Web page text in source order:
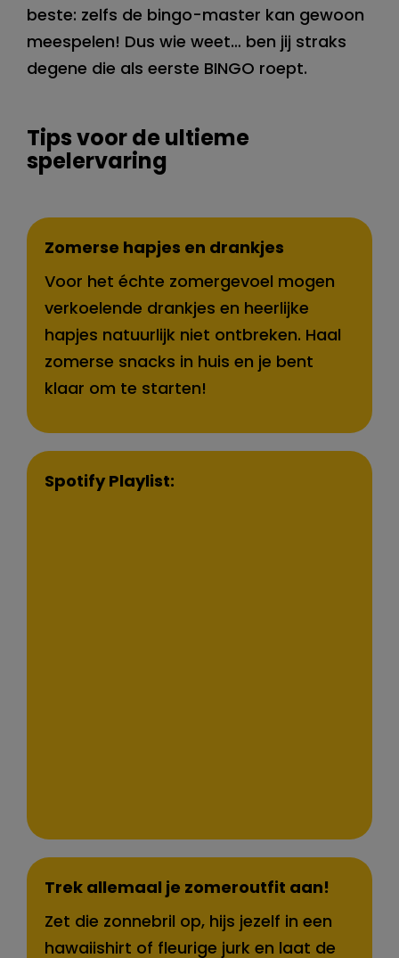
beste: zelfs de bingo-master kan gewoon
meespelen! Dus wie weet… ben jij straks
degene die als eerste BINGO roept.
Tips voor de ultieme
spelervaring
Zomerse hapjes en drankjes
Voor het échte zomergevoel mogen
verkoelende drankjes en heerlijke
hapjes natuurlijk niet ontbreken. Haal
zomerse snacks in huis en je bent
klaar om te starten!
Spotify Playlist:
Trek allemaal je zomeroutfit aan!
Zet die zonnebril op, hijs jezelf in een
hawaiishirt of fleurige jurk en laat de